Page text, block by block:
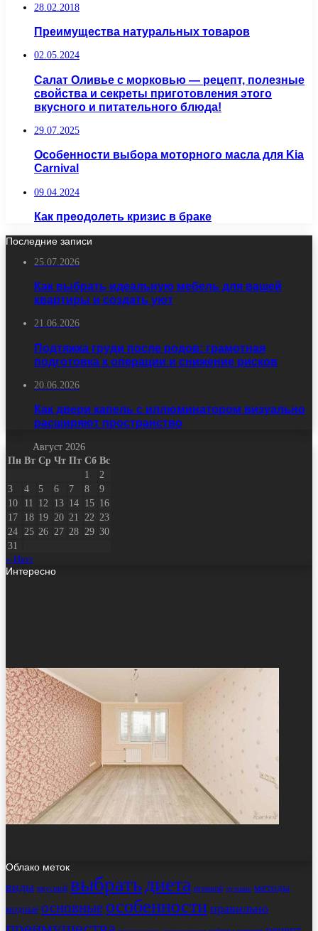
28.02.2018
Преимущества натуральных товаров
02.05.2024
Салат Оливье с морковью — рецепт, полезные
свойства и секреты приготовления этого
вкусного и питательного блюда!
29.07.2025
Особенности выбора моторного масла для Kia
Carnival
09.04.2024
Как преодолеть кризис в браке
Последние записи
25.07.2026
Как выбрать идеальную мебель для вашей
квартиры и создать уют
21.06.2026
Подтяжка груди после родов: грамотная
подготовка к операции и снижение рисков
20.06.2026
Как двери капель с иллюминатором визуально
расширяют пространство
Август 2026
Пн Вт Ср Чт Пт Сб Вс
1
2
3
4 5 6 7 8
9
10
11 12 13 14 15 16
17
18 19 20 21 22 23
24
25 26 27 28 29 30
31
« Июл
Интересно
Облако меток
виды вкусный выбратьдиета игровой лучшие методы
модные основные особенности правильно